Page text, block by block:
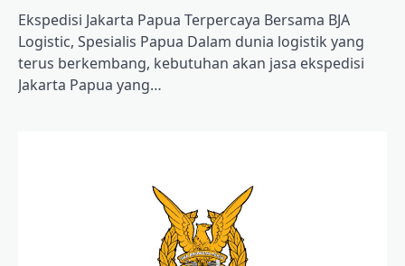
Ekspedisi Jakarta Papua Terpercaya Bersama BJA
Logistic, Spesialis Papua Dalam dunia logistik yang
terus berkembang, kebutuhan akan jasa ekspedisi
Jakarta Papua yang…